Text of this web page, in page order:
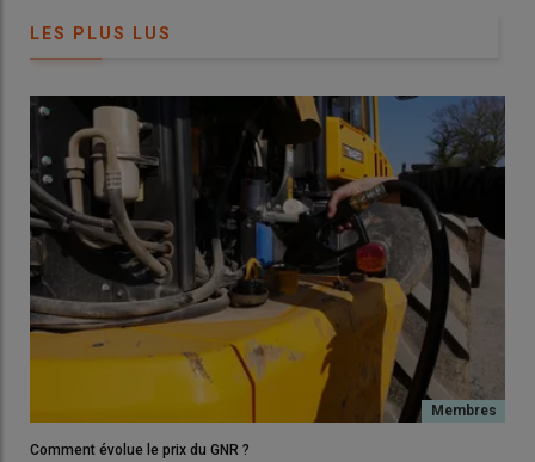
LES PLUS LUS
Comment évolue le prix du GNR ?